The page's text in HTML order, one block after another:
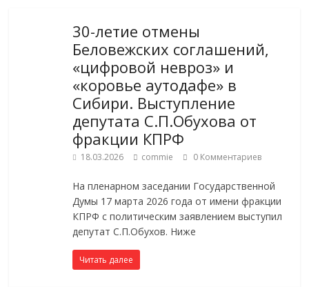
30-летие отмены
Беловежских соглашений,
«цифровой невроз» и
«коровье аутодафе» в
Сибири. Выступление
депутата С.П.Обухова от
фракции КПРФ
18.03.2026 commie 0 Комментариев
На пленарном заседании Государственной
Думы 17 марта 2026 года от имени фракции
КПРФ с политическим заявлением выступил
депутат С.П.Обухов. Ниже
Читать далее